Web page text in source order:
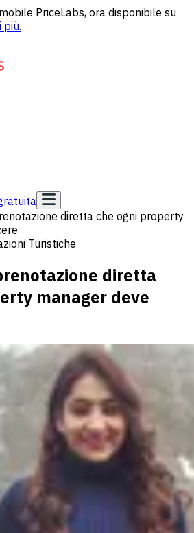
PriceLabs, ora disponibile su
più.
diretta che ogni property
Turistiche
diretta
manager deve